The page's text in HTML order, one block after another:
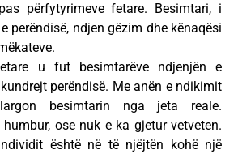
përfytyrimeve fetare. Besimtari, i
perëndisë, ndjen gëzim dhe kënaqësi
u fut besimtarëve ndjenjën e
perëndisë. Me anën e ndikimit
besimtarin nga jeta reale.
ose nuk e ka gjetur vetveten.
është në të njëjtën kohë një